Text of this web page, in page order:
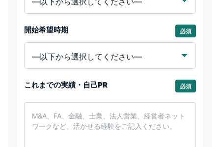
開始希望時期 必須
これまでの実績・自己PR 必須